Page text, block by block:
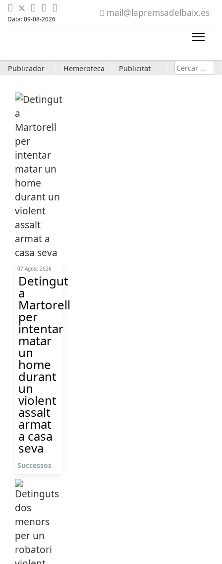
Data: 09-08-2026
mail@lapremsadelbaix.es
Publicador Hemeroteca Publicitat Cerca
07 Agost 2026
Detingut
a
Martorell
per
intentar
matar
un
home
durant
un
violent
assalt
armat
a casa
seva
Successos